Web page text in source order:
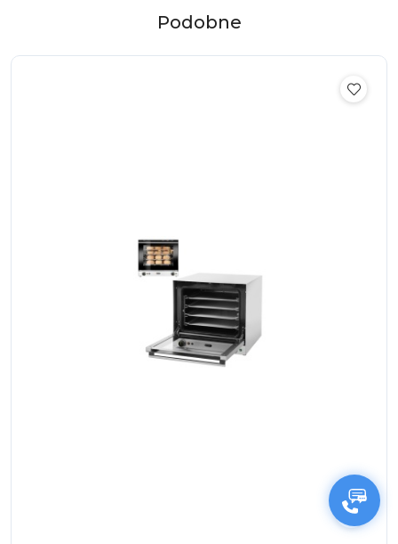
Pomiń karuzelę produktów
Produkty
Podobne